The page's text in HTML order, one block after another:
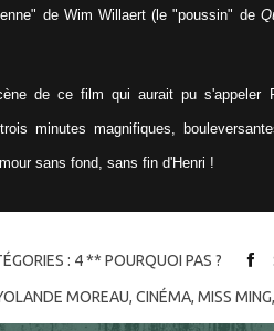
de Wim Willaert (le "poussin" de
de ce film qui aurait pu s'appeler
minutes magnifiques,
sans fond, sans fin d'Henri !
: 4 ** POURQUOI PAS ?
MOREAU, CINÉMA, MISS MING,